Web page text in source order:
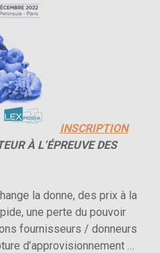
INSCRIPTION
À L’ÉPREUVE DES
la donne, des prix à la
une perte du pouvoir
fournisseurs / donneurs
d’approvisionnement …